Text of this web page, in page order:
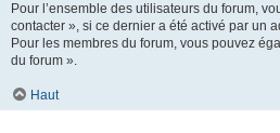
Pour l’ensemble des utilisateurs du forum,
contacter », si ce dernier a été activé par un
Pour les membres du forum, vous pouvez
du forum ».
Haut